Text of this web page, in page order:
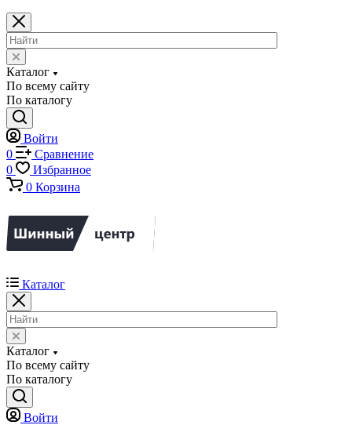
Каталог
По всему сайту
По каталогу
Войти
0
Сравнение
0
Избранное
0 Корзина
Каталог
Каталог
По всему сайту
По каталогу
Войти